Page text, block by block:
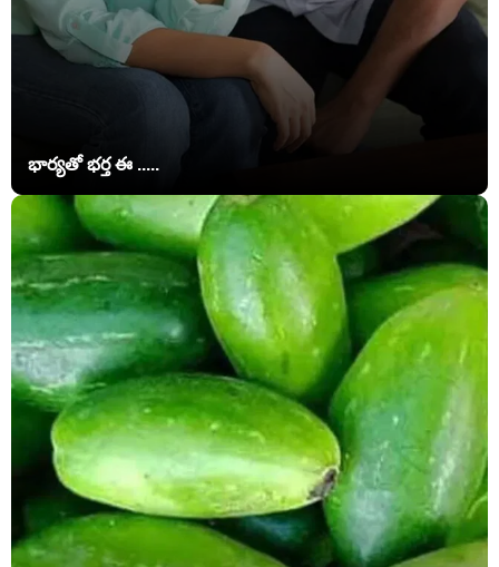
భార్యతో భర్త ఈ .....